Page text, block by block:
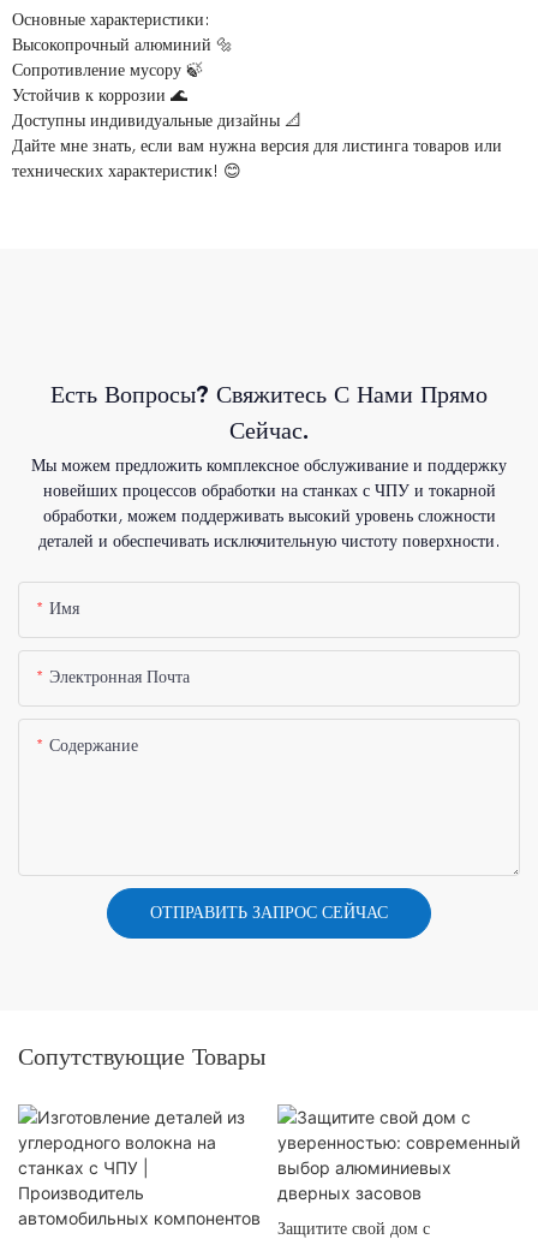
Основные характеристики:
Высокопрочный алюминий 🔩
Сопротивление мусору 🍃
Устойчив к коррозии 🌊
Доступны индивидуальные дизайны 📐
Дайте мне знать, если вам нужна версия для листинга товаров или
технических характеристик! 😊
Есть Вопросы? Свяжитесь С Нами Прямо
Сейчас.
Мы можем предложить комплексное обслуживание и поддержку
новейших процессов обработки на станках с ЧПУ и токарной
обработки, можем поддерживать высокий уровень сложности
деталей и обеспечивать исключительную чистоту поверхности.
Имя
Электронная Почта
Содержание
ОТПРАВИТЬ ЗАПРОС СЕЙЧАС
Сопутствующие Товары
Защитите свой дом с